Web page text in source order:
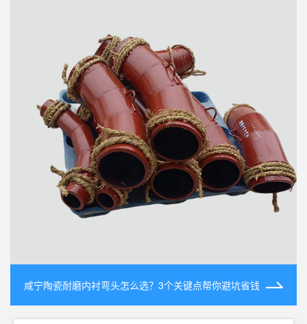
咸宁陶瓷耐磨内衬弯头怎么选？3个关键点帮你避坑省钱